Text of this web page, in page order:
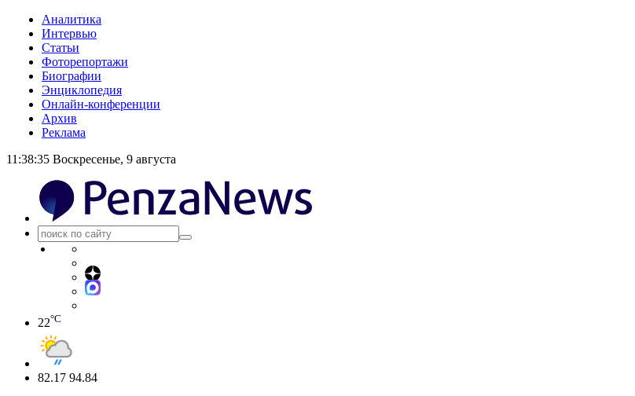
Аналитика
Интервью
Статьи
Фоторепортажи
Биографии
Энциклопедия
Онлайн-конференции
Архив
Реклама
11:38:35 Воскресенье, 9 августа
22°C
82.17 94.84